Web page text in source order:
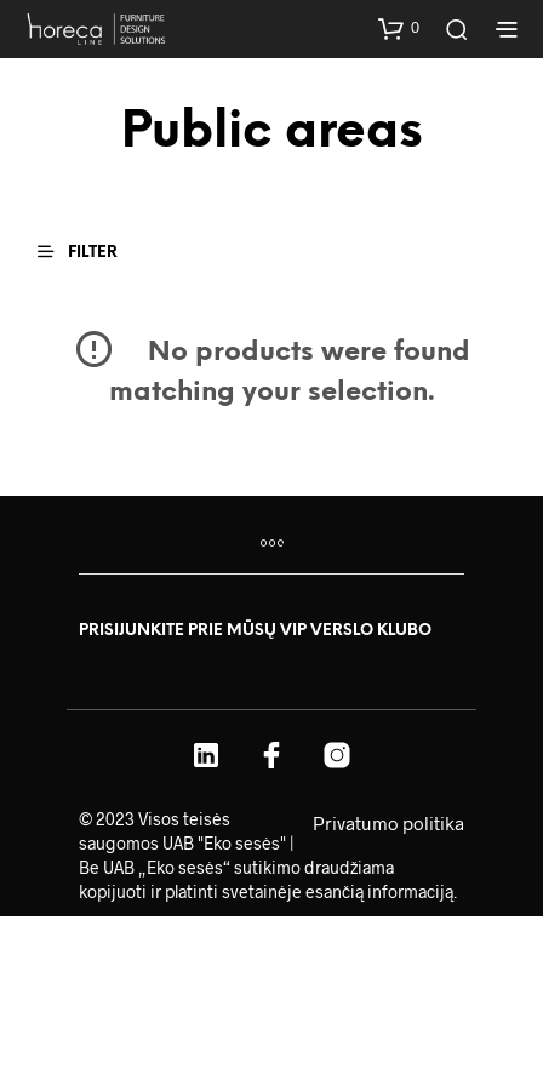
0
Public areas
FILTER
No products were found
matching your selection.
PRISIJUNKITE PRIE MŪSŲ VIP VERSLO KLUBO
Privatumo politika
© 2023 Visos teisės
saugomos UAB "Eko sesės" |
Be UAB „Eko sesės“ sutikimo draudžiama
kopijuoti ir platinti svetainėje esančią informaciją.